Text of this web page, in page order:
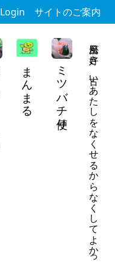
Login サイトのご案内
風呂が好き 古いあたしをなくせるからなくしてよかった、って思えるから
ミツバチ便り
まんまる